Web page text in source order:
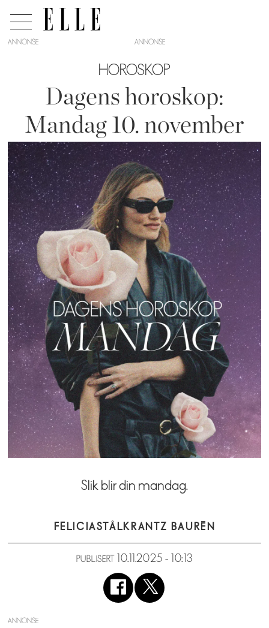
ANNONSE
HOROSKOP
Dagens horoskop:
Mandag 10. november
Slik blir din mandag.
FELICIASTÅLKRANTZ BAURÉN
PUBLISERT 10.11.2025 - 10:13
ANNONSE